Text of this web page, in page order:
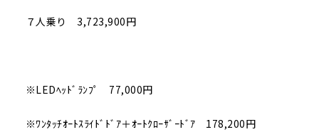
７人乗り 3,723,900円
※LEDﾍｯﾄﾞﾗﾝﾌﾟ 77,000円
※ﾜﾝﾀｯﾁｵｰﾄｽﾗｲﾄﾞﾄﾞｱ＋ｵｰﾄｸﾛｰｻﾞｰﾄﾞｱ 178,200円